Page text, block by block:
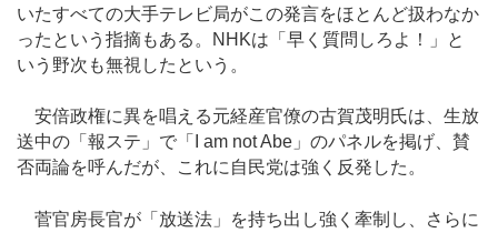
いたすべての大手テレビ局がこの発言をほとんど扱わなか
ったという指摘もある。NHKは「早く質問しろよ！」と
いう野次も無視したという。
安倍政権に異を唱える元経産官僚の古賀茂明氏は、生放
送中の「報ステ」で「I am not Abe」のパネルを掲げ、賛
否両論を呼んだが、これに自民党は強く反発した。
菅官房長官が「放送法」を持ち出し強く牽制し、さらに